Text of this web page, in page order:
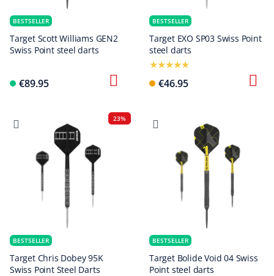
BESTSELLER
Target Scott Williams GEN2
Swiss Point steel darts
€89.95
BESTSELLER
Target EXO SP03 Swiss Point
steel darts
€46.95
23%
BESTSELLER
Target Chris Dobey 95K
Swiss Point Steel Darts
BESTSELLER
Target Bolide Void 04 Swiss
Point steel darts